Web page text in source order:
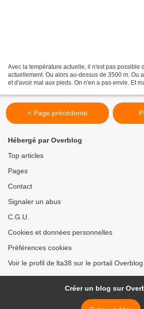
Avec la température actuelle, il n'est pas possible
actuellement. Ou alors au-dessus de 3500 m. Ou
et d'avoir mal aux pieds. On n'en a pas envie. Et
< Page précédente
Hébergé par Overblog
Top articles
Pages
Contact
Signaler un abus
C.G.U.
Cookies et données personnelles
Préférences cookies
Voir le profil de lta38 sur le portail Overblog
Créer un blog sur